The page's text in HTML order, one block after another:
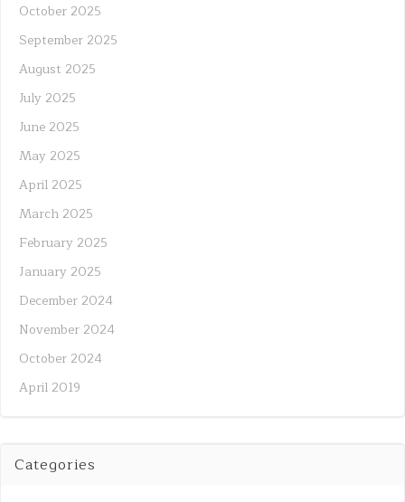
October 2025
September 2025
August 2025
July 2025
June 2025
May 2025
April 2025
March 2025
February 2025
January 2025
December 2024
November 2024
October 2024
April 2019
Categories